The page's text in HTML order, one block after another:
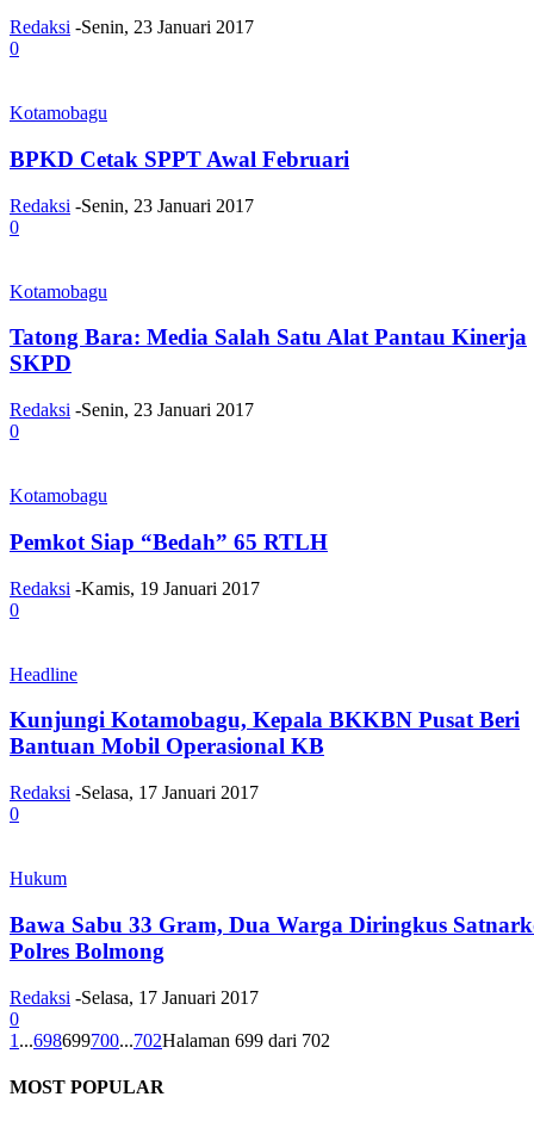
Redaksi -Senin, 23 Januari 2017
0
Kotamobagu
BPKD Cetak SPPT Awal Februari
Redaksi -Senin, 23 Januari 2017
0
Kotamobagu
Tatong Bara: Media Salah Satu Alat Pantau Kinerja
SKPD
Redaksi -Senin, 23 Januari 2017
0
Kotamobagu
Pemkot Siap “Bedah” 65 RTLH
Redaksi -Kamis, 19 Januari 2017
0
Headline
Kunjungi Kotamobagu, Kepala BKKBN Pusat Beri
Bantuan Mobil Operasional KB
Redaksi -Selasa, 17 Januari 2017
0
Hukum
Bawa Sabu 33 Gram, Dua Warga Diringkus
Polres Bolmong
Redaksi -Selasa, 17 Januari 2017
0
1 ...698699700...702Halaman 699 dari 702
MOST POPULAR